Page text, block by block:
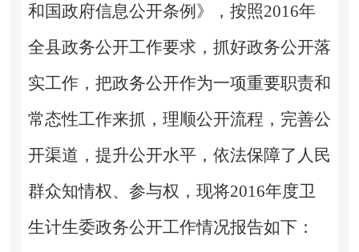
和国政府信息公开条例》，按照2016年
全县政务公开工作要求，抓好政务公开落
实工作，把政务公开作为一项重要职责和
常态性工作来抓，理顺公开流程，完善公
开渠道，提升公开水平，依法保障了人民
群众知情权、参与权，现将2016年度卫
生计生委政务公开工作情况报告如下：